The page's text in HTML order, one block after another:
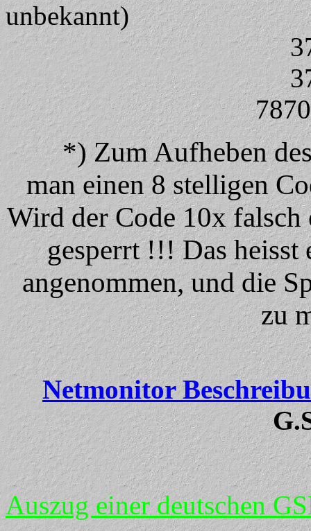
unbekannt)
377 =
379
787090 = Net
*) Zum Aufheben
man einen 8 stelligen
Wird der Code 10x falsch
gesperrt !!! Das
angenommen, und die
zu
Netmonitor
Auszug einer deutschen